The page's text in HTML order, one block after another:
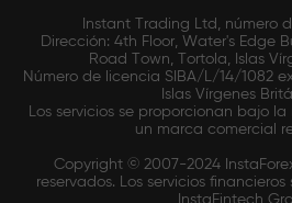
Instant Trading Ltd, número
Dirección: 4th Floor, Water's Edge
Road Town, Tortola, Islas
Número de licencia SIBA/L/14/1082
Islas Vírgenes
Los servicios se proporcionan bajo
un marca comercial
Copyright © 2007-2024
reservados. Los servicios
InstaFintech